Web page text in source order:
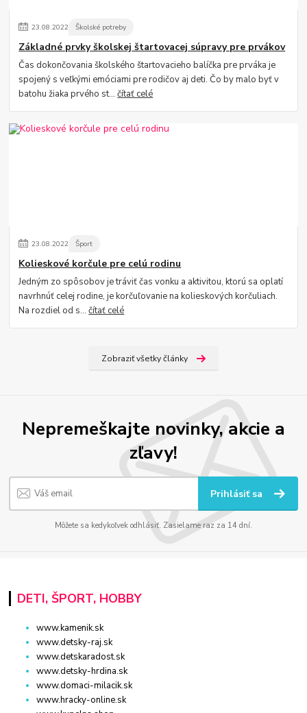
23.08.2022 Školské potreby
Základné prvky školskej štartovacej súpravy pre prvákov
Čas dokončovania školského štartovacieho balíčka pre prváka je
spojený s veľkými emóciami pre rodičov aj deti. Čo by malo byť v
batohu žiaka prvého st...čítať celé
23.08.2022 Šport
Kolieskové korčule pre celú rodinu
Jedným zo spôsobov je tráviť čas vonku a aktivitou, ktorú sa oplatí
navrhnúť celej rodine, je korčuľovanie na kolieskových korčuliach.
Na rozdiel od s...čítať celé
Zobraziť všetky články
Nepremeškajte novinky, akcie a
zľavy!
Prihlásiť sa
Môžete sa kedykoľvek odhlásiť. Zasielame raz za 14 dní.
DETI, ŠPORT, HOBBY
www.kamenik.sk
www.detsky-raj.sk
www.detskaradost.sk
www.detsky-hrdina.sk
www.domaci-milacik.sk
www.hracky-online.sk